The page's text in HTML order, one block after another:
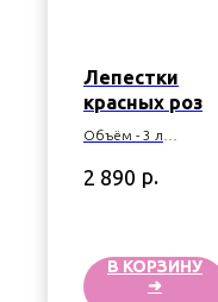
Лепестки
красных роз
Объём - 3 л
Эквадор
2 890 р.
В КОРЗИНУ
➜